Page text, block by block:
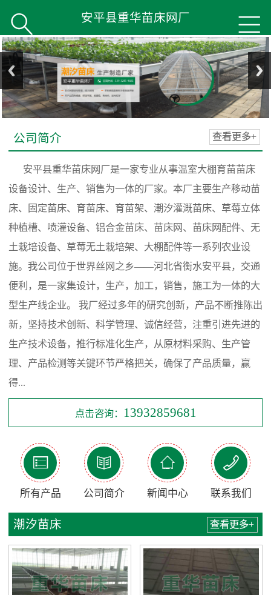

 安平县重华苗床网厂
公司简介 查看更多+
安平县重华苗床网厂是一家专业从事温室大棚育苗苗床
设备设计、生产、销售为一体的厂家。本厂主要生产移动苗
床、固定苗床、育苗床、育苗架、潮汐灌溉苗床、草莓立体
种植槽、喷灌设备、铝合金苗床、苗床网、苗床网配件、无
土栽培设备、草莓无土栽培架、大棚配件等一系列农业设
施。我公司位于世界丝网之乡——河北省衡水安平县，交通
便利，是一家集设计，生产，加工，销售，施工为一体的大
型生产线企业。 我厂经过多年的研究创新，产品不断推陈出
新，坚持技术创新、科学管理、诚信经营，注重引进先进的
生产技术设备，推行标准化生产，从原材料采购、生产管
理、产品检测等关键环节严格把关，确保了产品质量，赢
得...
点击咨询： 13932859681

所有产品

公司简介

新闻中心

联系我们
潮汐苗床 查看更多+